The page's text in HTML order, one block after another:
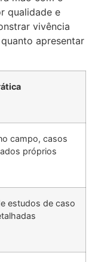
qualidade e
vivência
apresentar
campo, casos
próprios
estudos de caso